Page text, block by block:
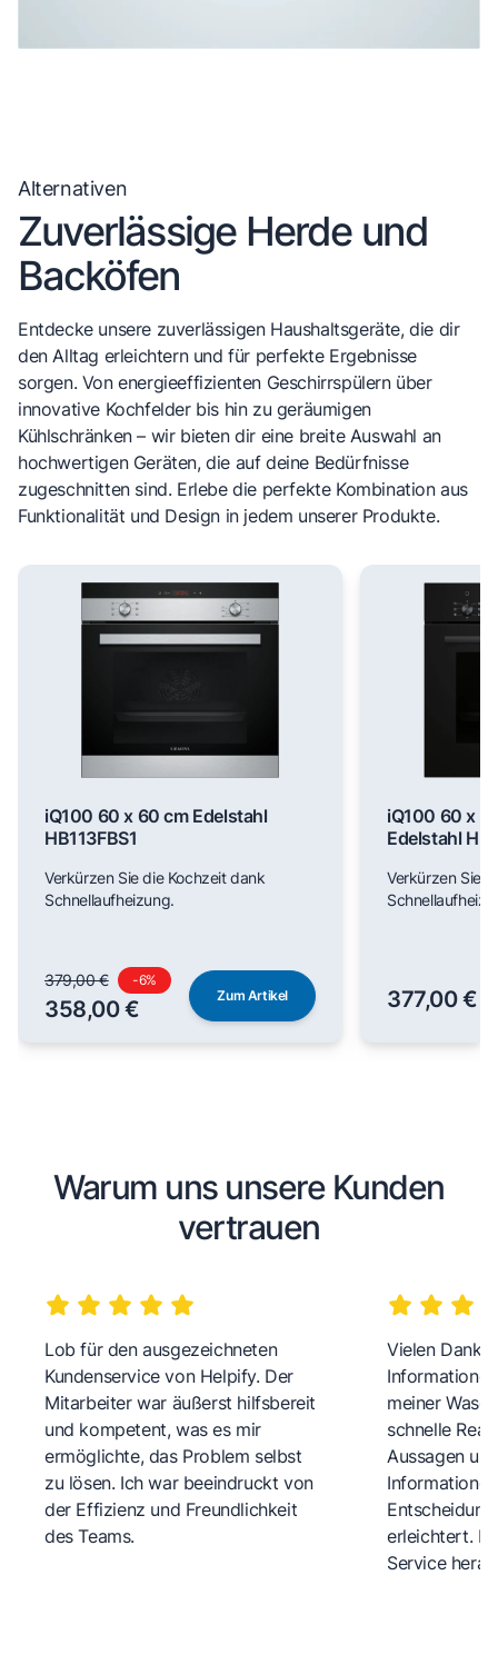
Alternativen
Zuverlässige Herde und
Backöfen
Entdecke unsere zuverlässigen Haushaltsgeräte, die dir
den Alltag erleichtern und für perfekte Ergebnisse
sorgen. Von energieeffizienten Geschirrspülern über
innovative Kochfelder bis hin zu geräumigen
Kühlschränken – wir bieten dir eine breite Auswahl an
hochwertigen Geräten, die auf deine Bedürfnisse
zugeschnitten sind. Erlebe die perfekte Kombination aus
Funktionalität und Design in jedem unserer Produkte.
iQ100 60 x 60 cm Edelstahl
HB113FBS1
Verkürzen Sie die Kochzeit dank
Schnellaufheizung.
379,00 € -6%
358,00 €
Zum Artikel
iQ100 60 x
Edelstahl
Verkürzen Sie
377,00 €
Warum uns unsere Kunden
vertrauen
Lob für den ausgezeichneten
Kundenservice von Helpify. Der
Mitarbeiter war äußerst hilfsbereit
und kompetent, was es mir
ermöglichte, das Problem selbst
zu lösen. Ich war beeindruckt von
der Effizienz und Freundlichkeit
des Teams.
Vielen Dank
meiner
schnelle
Aussagen
erleichtert.
Service